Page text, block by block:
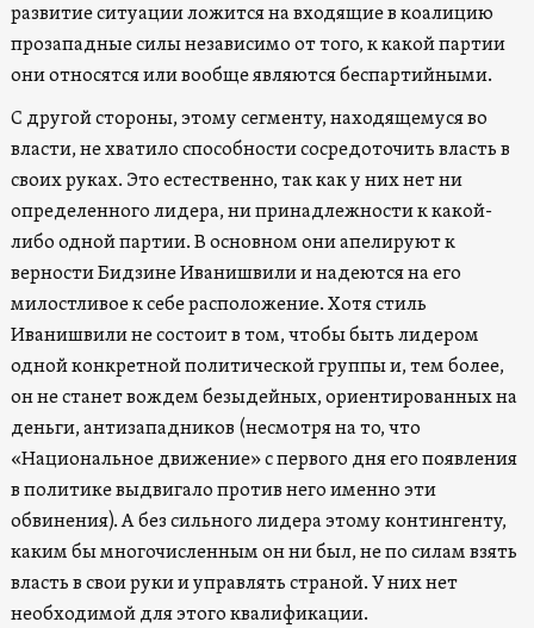
развитие ситуации ложится на входящие в коалицию
прозападные силы независимо от того, к какой партии
они относятся или вообще являются беспартийными.
С другой стороны, этому сегменту, находящемуся во
власти, не хватило способности сосредоточить власть в
своих руках. Это естественно, так как у них нет ни
определенного лидера, ни принадлежности к какой-
либо одной партии. В основном они апелируют к
верности Бидзине Иванишвили и надеются на его
милостливое к себе расположение. Хотя стиль
Иванишвили не состоит в том, чтобы быть лидером
одной конкретной политической группы и, тем более,
он не станет вождем безыдейных, ориентированных на
деньги, антизападников (несмотря на то, что
«Национальное движение» с первого дня его появления
в политике выдвигало против него именно эти
обвинения). А без сильного лидера этому контингенту,
каким бы многочисленным он ни был, не по силам взять
власть в свои руки и управлять страной. У них нет
необходимой для этого квалификации.